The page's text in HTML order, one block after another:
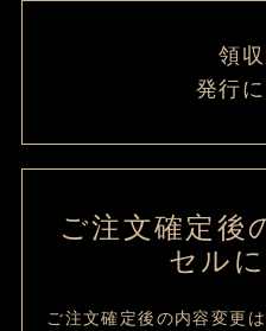
領
発行
ご注文確定後
セル
ご注文確定後の内容変更